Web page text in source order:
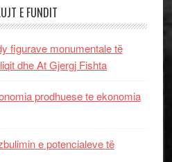
E FUNDIT
figurave monumentale të
dhe At Gjergj Fishta
prodhuese te ekonomia
e potencialeve të